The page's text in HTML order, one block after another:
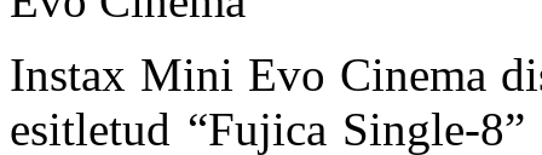
Instax Mini Evo Cinema
esitletud “Fujica Single-